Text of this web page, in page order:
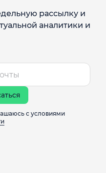
рассылку и
аналитики и
с условиями